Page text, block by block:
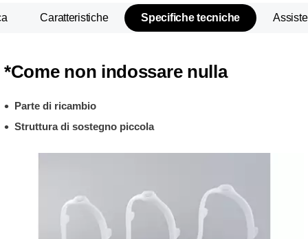
Caratteristiche Specifiche tecniche
*Come non indossare nulla
Parte di ricambio
Struttura di sostegno piccola